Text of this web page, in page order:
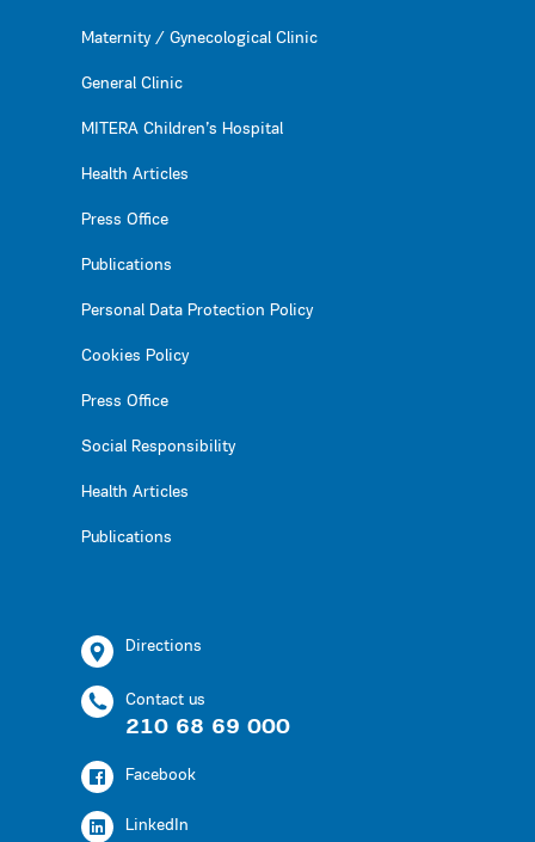
Maternity / Gynecological Clinic
General Clinic
MITERA Children’s Hospital
Health Articles
Press Office
Publications
Personal Data Protection Policy
Cookies Policy
Press Office
Social Responsibility
Health Articles
Publications
Directions
Contact us
210 68 69 000
Facebook
LinkedIn